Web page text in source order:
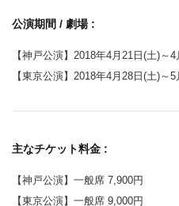
公演期間 / 劇場 :
【神戸公演】2018年4月21日(土)
【東京公演】2018年4月28日(土)～
主なチケット料金 :
【神戸公演】一般席 7,900円
【東京公演】一般席 9,000円